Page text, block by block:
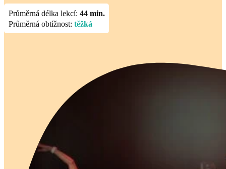
Průměrná délka lekcí: 44 min.
Průměrná obtížnost: těžká